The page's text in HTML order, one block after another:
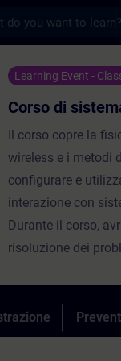
Learning Event -
Corso di
Il corso copre la
wireless e i metodi
configurare e
interazione con
Durante il corso,
risoluzione dei